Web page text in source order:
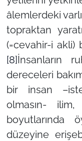
âlemlerdeki
topraktan
(=cevahir-i akli)
[8]İnsanların
dereceleri
bir insan
olmasın-
düzeyine